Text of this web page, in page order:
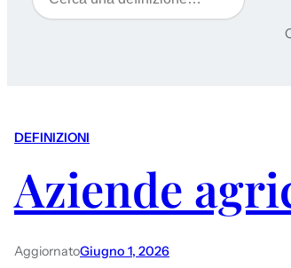
DEFINIZIONI
Aziende
AggiornatoGiugno 1, 2026